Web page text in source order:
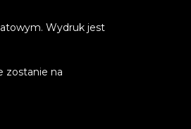
Wydruk jest
zostanie na